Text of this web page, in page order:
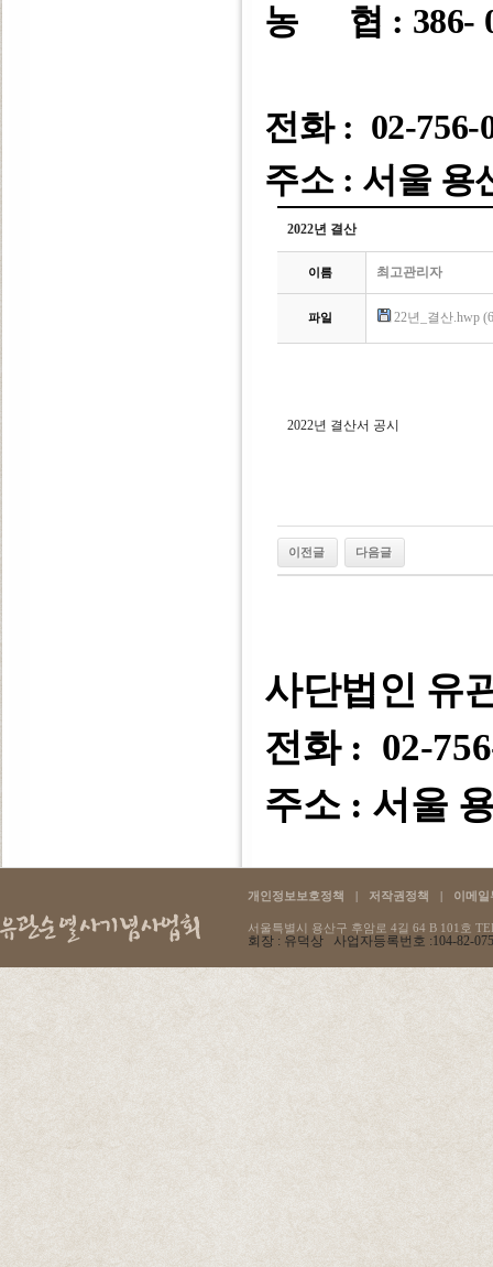
농 협 : 386-
전화 : 02-756-
주소 : 서울 용
2022년 결산
이름 최고관리자
파일 22년_결산.hwp
2022년 결산서 공시
이전글 다음글
사단법인 유
전화 : 02-
주소 : 서울
개인정보보호정책 | 저작권정책 | 이메일
서울특별시 용산구 후암로 4길 64 B 101호
회장 : 유덕상 사업자등록번호 :104-82-